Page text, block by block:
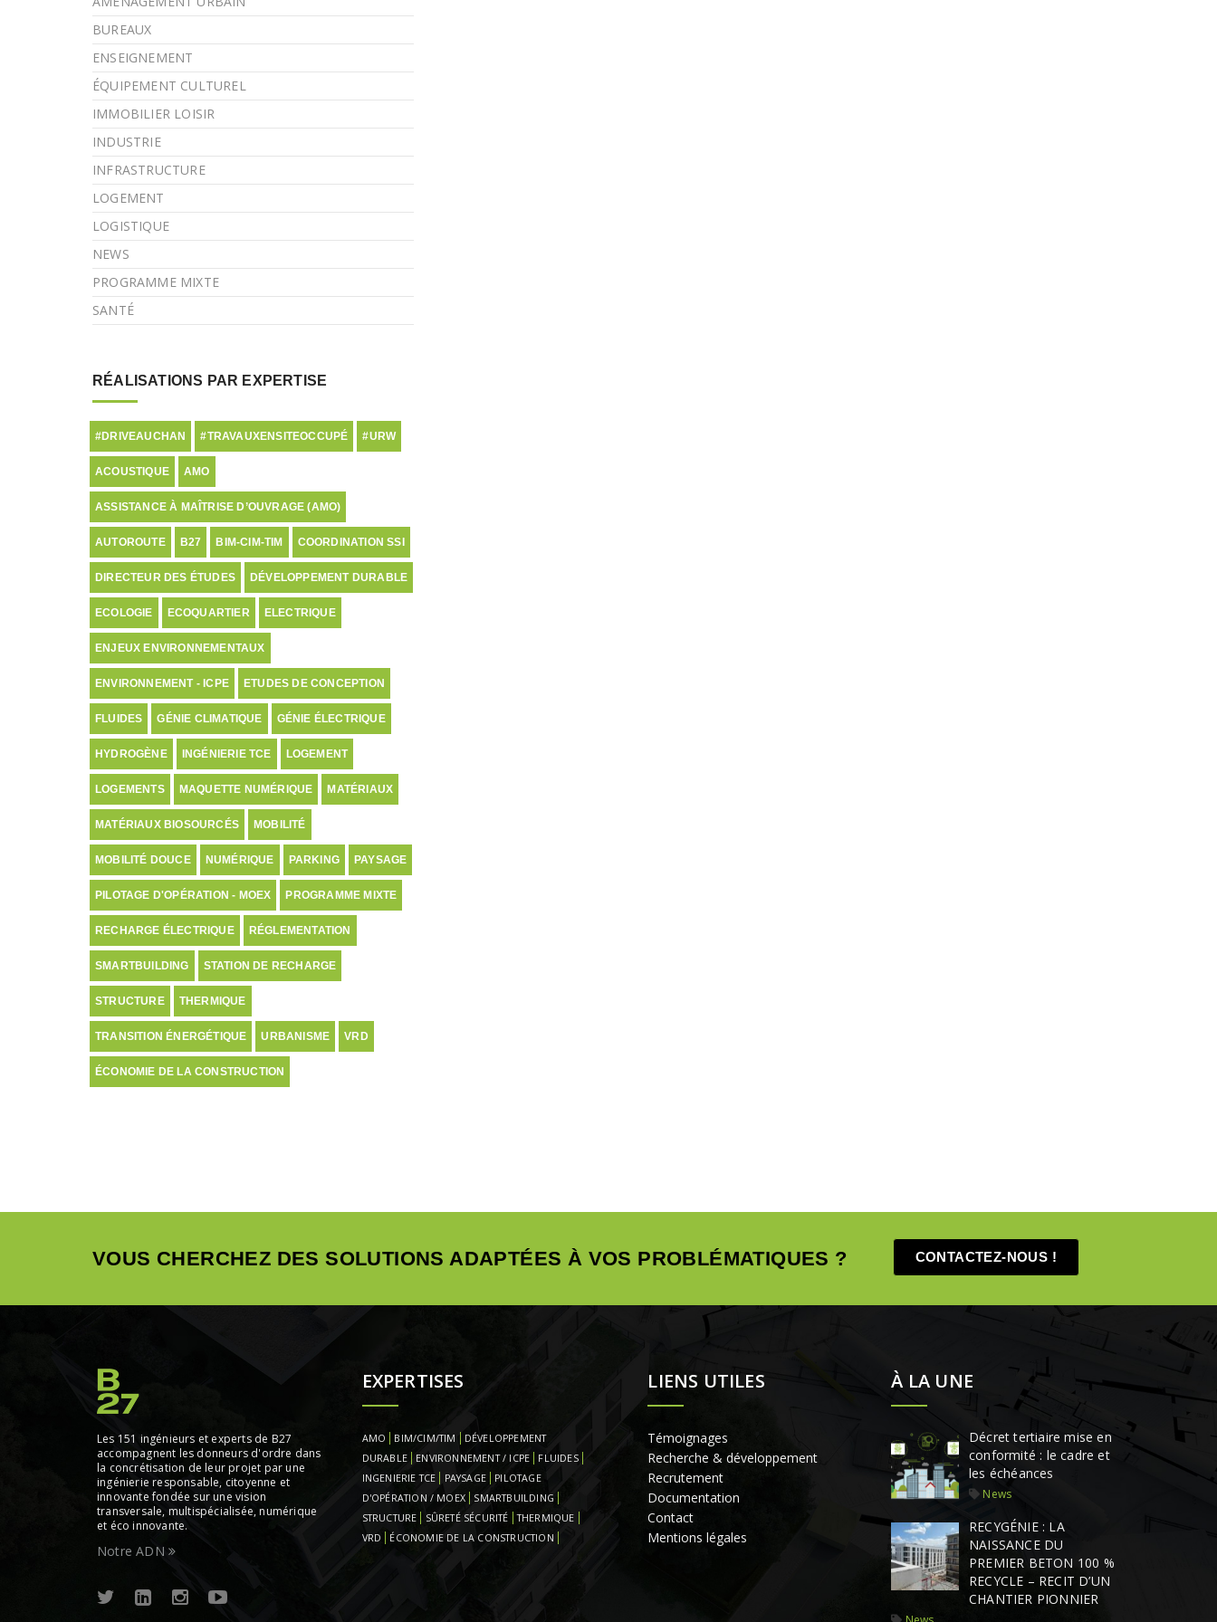
BUREAUX
ENSEIGNEMENT
ÉQUIPEMENT CULTUREL
IMMOBILIER LOISIR
INDUSTRIE
INFRASTRUCTURE
LOGEMENT
LOGISTIQUE
NEWS
PROGRAMME MIXTE
SANTÉ
RÉALISATIONS PAR EXPERTISE
#DRIVEAUCHAN #TRAVAUXENSITEOCCUPÉ #URW
ACOUSTIQUE AMO
ASSISTANCE À MAÎTRISE D’OUVRAGE (AMO)
AUTOROUTE B27 BIM-CIM-TIM COORDINATION SSI
DIRECTEUR DES ÉTUDES DÉVELOPPEMENT DURABLE
ECOLOGIE ECOQUARTIER ELECTRIQUE
ENJEUX ENVIRONNEMENTAUX
ENVIRONNEMENT - ICPE ETUDES DE CONCEPTION
FLUIDES GÉNIE CLIMATIQUE GÉNIE ÉLECTRIQUE
HYDROGÈNE INGÉNIERIE TCE LOGEMENT
LOGEMENTS MAQUETTE NUMÉRIQUE MATÉRIAUX
MATÉRIAUX BIOSOURCÉS MOBILITÉ
MOBILITÉ DOUCE NUMÉRIQUE PARKING PAYSAGE
PILOTAGE D'OPÉRATION - MOEX PROGRAMME MIXTE
RECHARGE ÉLECTRIQUE RÉGLEMENTATION
SMARTBUILDING STATION DE RECHARGE
STRUCTURE THERMIQUE
TRANSITION ÉNERGÉTIQUE URBANISME VRD
ÉCONOMIE DE LA CONSTRUCTION
VOUS CHERCHEZ DES SOLUTIONS ADAPTÉES À VOS PROBLÉMATIQUES ? CONTACTEZ-NOUS !
Les 151 ingénieurs et experts de B27
accompagnent les donneurs d'ordre dans
la concrétisation de leur projet par une
ingénierie responsable, citoyenne et
innovante fondée sur une vision
transversale, multispécialisée, numérique
et éco innovante.
Notre ADN
EXPERTISES
AMO BIM/CIM/TIM
DÉVELOPPEMENT
DURABLE
ENVIRONNEMENT / ICPE
FLUIDES
INGENIERIE TCE
PAYSAGE
PILOTAGE
D'OPÉRATION / MOEX
SMARTBUILDING
STRUCTURE
SÛRETÉ SÉCURITÉ
THERMIQUE
VRD
ÉCONOMIE DE LA CONSTRUCTION
LIENS UTILES
Témoignages
Recherche & développement
Recrutement
Documentation
Contact
Mentions légales
À LA UNE
Décret tertiaire mise en
conformité : le cadre et
les échéances
News
RECYGÉNIE : LA
NAISSANCE DU
PREMIER BETON 100 %
RECYCLE – RECIT D’UN
CHANTIER PIONNIER